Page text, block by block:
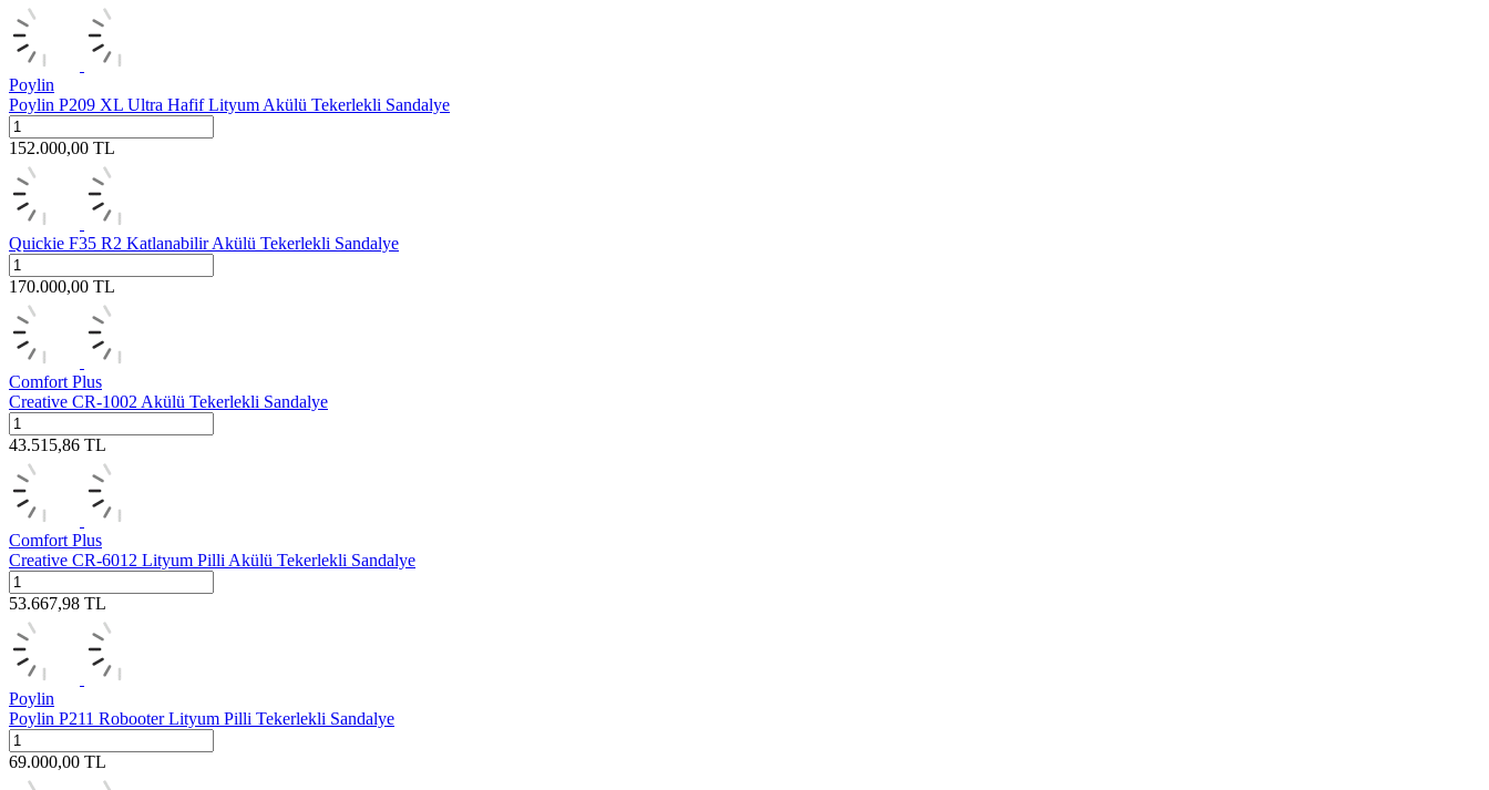
Poylin
Poylin P209 XL Ultra Hafif Lityum Akülü Tekerlekli Sandalye
152.000,00 TL
Quickie F35 R2 Katlanabilir Akülü Tekerlekli Sandalye
170.000,00 TL
Comfort Plus
Creative CR-1002 Akülü Tekerlekli Sandalye
43.515,86 TL
Comfort Plus
Creative CR-6012 Lityum Pilli Akülü Tekerlekli Sandalye
53.667,98 TL
Poylin
Poylin P211 Robooter Lityum Pilli Tekerlekli Sandalye
69.000,00 TL